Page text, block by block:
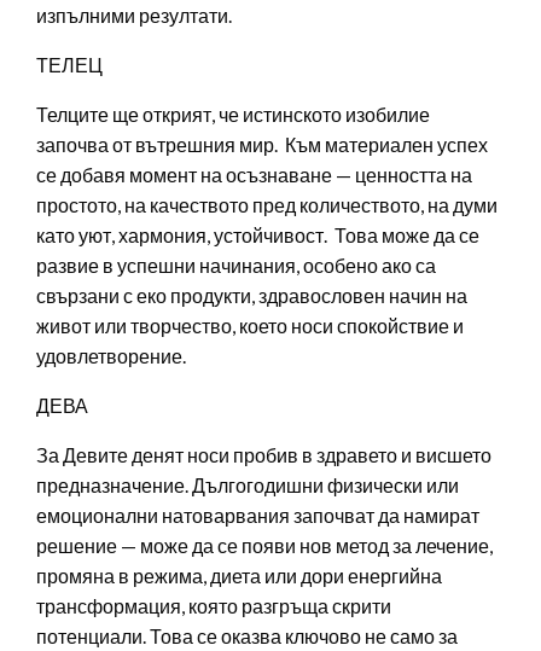
изпълними резултати.
ТЕЛЕЦ
Телците ще открият, че истинското изобилие
започва от вътрешния мир. Към материален успех
се добавя момент на осъзнаване — ценността на
простото, на качеството пред количеството, на думи
като уют, хармония, устойчивост. Това може да се
развие в успешни начинания, особено ако са
свързани с еко продукти, здравословен начин на
живот или творчество, което носи спокойствие и
удовлетворение.
ДЕВА
За Девите денят носи пробив в здравето и висшето
предназначение. Дългогодишни физически или
емоционални натоварвания започват да намират
решение — може да се появи нов метод за лечение,
промяна в режима, диета или дори енергийна
трансформация, която разгръща скрити
потенциали. Това се оказва ключово не само за